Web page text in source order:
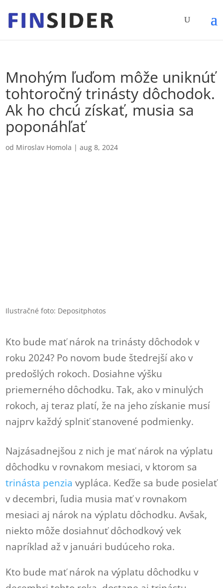
Mnohým ľuďom môže uniknúť
tohtoročný trinásty dôchodok.
Ak ho chcú získať, musia sa
poponáhľať
od Miroslav Homola |aug 8, 2024
Ilustračné foto: Depositphotos
Kto bude mať nárok na trinásty dôchodok v
roku 2024? Po novom bude štedrejší ako v
predošlých rokoch. Dosiahne výšku
priemerného dôchodku. Tak, ako v minulých
rokoch, aj teraz platí, že na jeho získanie musí
najprv každý splniť stanovené podmienky.
Najzásadnejšou z nich je mať nárok na výplatu
dôchodku v rovnakom mesiaci, v ktorom sa
trinásta penzia vypláca. Keďže sa bude posielať
v decembri, ľudia musia mať v rovnakom
mesiaci aj nárok na výplatu dôchodku. Avšak,
niekto môže dosiahnuť dôchodkový vek
napríklad až v januári budúceho roka.
Kto bude mať nárok na výplatu dôchodku v